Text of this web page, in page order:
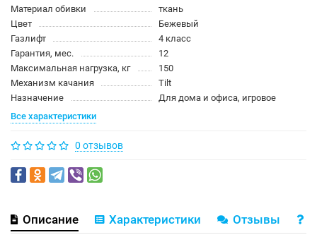
Материал обивки
ткань
Цвет
Бежевый
Газлифт
4 класс
Гарантия, мес.
12
Максимальная нагрузка, кг
150
Механизм качания
Tilt
Назначение
Для дома и офиса, игровое
Все характеристики
0 отзывов
Описание Характеристики Отзывы